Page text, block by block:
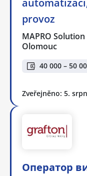
provoz
MAPRO Solution
Olomouc
40 000 – 50
Zveřejněno: 5.
Оператор